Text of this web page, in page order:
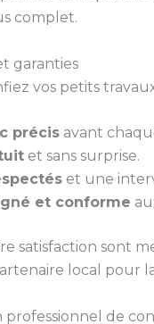
complet.
garanties
vos petits
précis avant
et sans surprise.
et une
et conforme
satisfaction sont
local pour
de